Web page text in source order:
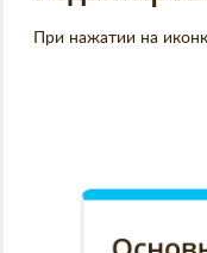
При нажатии на